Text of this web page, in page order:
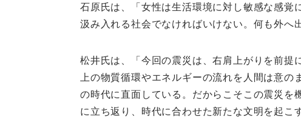
石原氏は、「女性は生活環境に対し敏感な感覚
汲み入れる社会でなければいけない。何も外へ
松井氏は、「今回の震災は、右肩上がりを前
上の物質循環やエネルギーの流れを人間は意
の時代に直面している。だからこそこの震災を
に立ち返り、時代に合わせた新たな文明を起